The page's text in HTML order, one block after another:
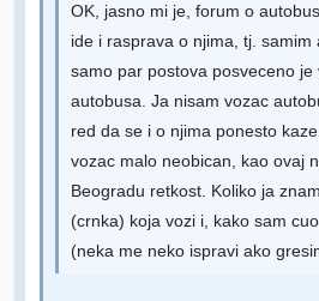
OK, jasno mi je, forum o
ide i rasprava o njima, tj. samim
samo par postova posveceno je
autobusa. Ja nisam vozac
red da se i o njima ponesto
vozac malo neobican, kao ovaj
Beogradu retkost. Koliko ja
(crnka) koja vozi i, kako sam
(neka me neko ispravi ako